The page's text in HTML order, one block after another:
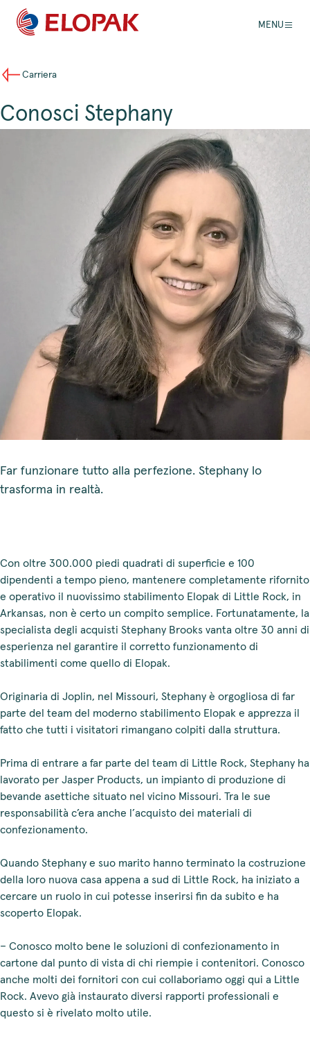
MENU
Carriera
Conosci Stephany
Far funzionare tutto alla perfezione. Stephany lo
trasforma in realtà.
Con oltre 300.000 piedi quadrati di superficie e 100
dipendenti a tempo pieno, mantenere completamente rifornito
e operativo il nuovissimo stabilimento Elopak di Little Rock, in
Arkansas, non è certo un compito semplice. Fortunatamente, la
specialista degli acquisti Stephany Brooks vanta oltre 30 anni di
esperienza nel garantire il corretto funzionamento di
stabilimenti come quello di Elopak.
Originaria di Joplin, nel Missouri, Stephany è orgogliosa di far
parte del team del moderno stabilimento Elopak e apprezza il
fatto che tutti i visitatori rimangano colpiti dalla struttura.
Prima di entrare a far parte del team di Little Rock, Stephany ha
lavorato per Jasper Products, un impianto di produzione di
bevande asettiche situato nel vicino Missouri. Tra le sue
responsabilità c’era anche l’acquisto dei materiali di
confezionamento.
Quando Stephany e suo marito hanno terminato la costruzione
della loro nuova casa appena a sud di Little Rock, ha iniziato a
cercare un ruolo in cui potesse inserirsi fin da subito e ha
scoperto Elopak.
– Conosco molto bene le soluzioni di confezionamento in
cartone dal punto di vista di chi riempie i contenitori. Conosco
anche molti dei fornitori con cui collaboriamo oggi qui a Little
Rock. Avevo già instaurato diversi rapporti professionali e
questo si è rivelato molto utile.